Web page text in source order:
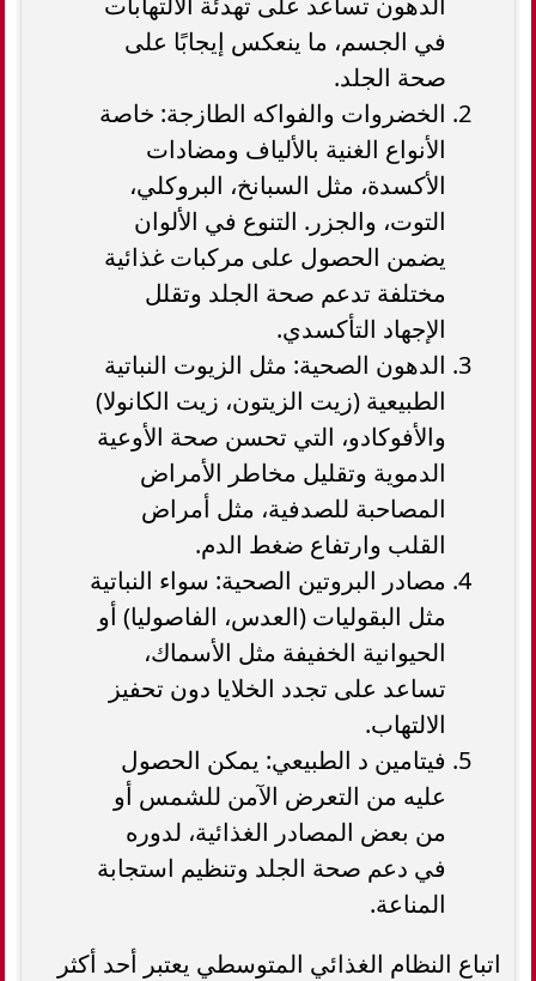
في الجسم، ما ينعكس إيجابًا على
صحة الجلد.
الخضروات والفواكه الطازجة: خاصة
الأنواع الغنية بالألياف ومضادات
الأكسدة، مثل السبانخ، البروكلي،
التوت، والجزر. التنوع في الألوان
يضمن الحصول على مركبات غذائية
مختلفة تدعم صحة الجلد وتقلل
الإجهاد التأكسدي.
الدهون الصحية: مثل الزيوت النباتية
الطبيعية (زيت الزيتون، زيت الكانولا)
والأفوكادو، التي تحسن صحة الأوعية
الدموية وتقليل مخاطر الأمراض
المصاحبة للصدفية، مثل أمراض
القلب وارتفاع ضغط الدم.
مصادر البروتين الصحية: سواء النباتية
مثل البقوليات (العدس، الفاصوليا) أو
الحيوانية الخفيفة مثل الأسماك،
تساعد على تجدد الخلايا دون تحفيز
الالتهاب.
فيتامين د الطبيعي: يمكن الحصول
عليه من التعرض الآمن للشمس أو
من بعض المصادر الغذائية، لدوره
في دعم صحة الجلد وتنظيم استجابة
المناعة.
اتباع النظام الغذائي المتوسطي يعتبر أحد أكثر